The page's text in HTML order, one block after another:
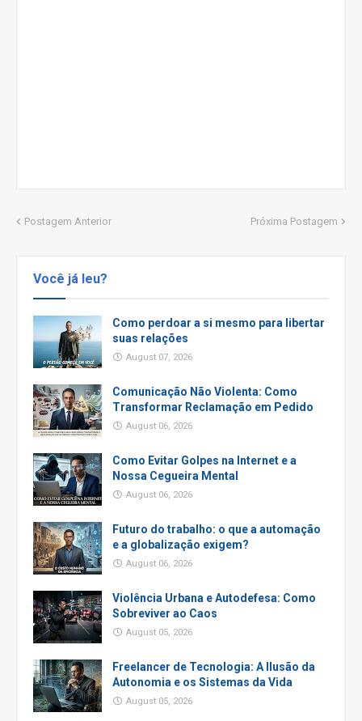
Postagem Anterior Próxima Postagem
Você já leu?
Como perdoar a si mesmo para libertar
suas relações
August 07, 2026
Comunicação Não Violenta: Como
Transformar Reclamação em Pedido
August 06, 2026
Como Evitar Golpes na Internet e a
Nossa Cegueira Mental
August 06, 2026
Futuro do trabalho: o que a automação
e a globalização exigem?
August 06, 2026
Violência Urbana e Autodefesa: Como
Sobreviver ao Caos
August 05, 2026
Freelancer de Tecnologia: A Ilusão da
Autonomia e os Sistemas da Vida
August 05, 2026